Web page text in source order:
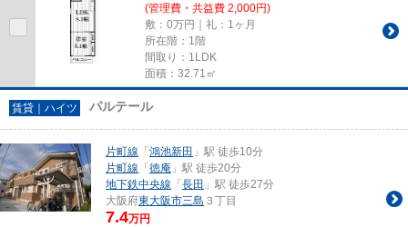
(管理費・共益費 2,000円)
敷：0万円｜礼：1ヶ月
所在階：1階
間取り：1LDK
面積：32.71㎡
賃貸｜ハイツ パルテール
片町線 「 鴻池新田 」駅 徒歩10分
片町線 「 徳庵 」駅 徒歩20分
地下鉄中央線 「 長田 」駅 徒歩27分
大阪府東大阪市三島 ３丁目
7.4万円